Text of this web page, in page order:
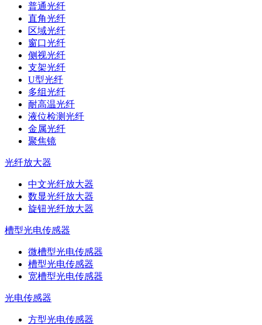
普通光纤
直角光纤
区域光纤
窗口光纤
侧视光纤
支架光纤
U型光纤
多组光纤
耐高温光纤
液位检测光纤
金属光纤
聚焦镜
光纤放大器
中文光纤放大器
数显光纤放大器
旋钮光纤放大器
槽型光电传感器
微槽型光电传感器
槽型光电传感器
宽槽型光电传感器
光电传感器
方型光电传感器